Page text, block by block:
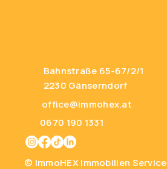
Bahnstraße 65-67/2/1
2230 Gänserndorf
office@immohex.at
0670 190 1331
© ImmoHEX Immobilien Service